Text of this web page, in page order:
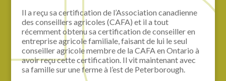
Il a reçu sa certification de l’Association canadienne
des conseillers agricoles (CAFA) et il a tout
récemment obtenu sa certification de conseiller en
entreprise agricole familiale, faisant de lui le seul
conseiller agricole membre de la CAFA en Ontario à
avoir reçu cette certification. Il vit maintenant avec
sa famille sur une ferme à l’est de Peterborough.